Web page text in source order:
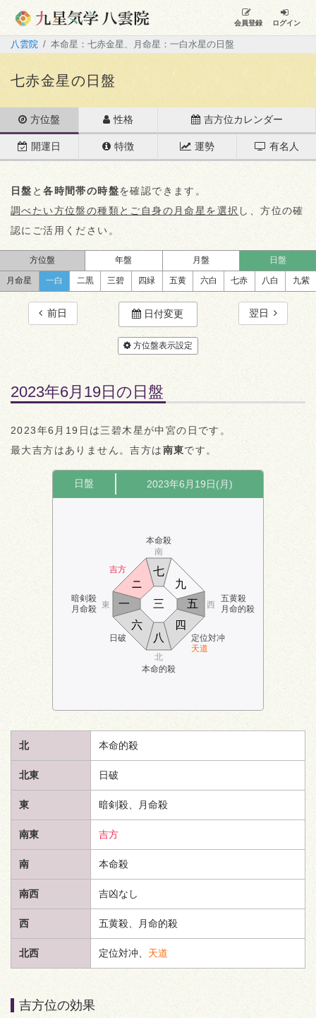
会員登録 ログイン
八雲院 本命星：七赤金星、月命星：一白水星の日盤
七赤金星の日盤
方位盤 性格 吉方位カレンダー
開運日 特徴 運勢 有名人
日盤 と各時間帯の時盤を確認できます。
調べたい方位盤の種類とご自身の月命星を選択 し、方位の確
認にご活用ください。
方位盤 年盤 月盤 日盤
月命星 一白 二黒 三碧 四緑 五黄 六白 七赤 八白 九紫
前日 日付変更 翌日
方位盤表示設定
2023年6月19日の日盤
2023年6月19日は三碧木星が中宮の日です。
最大吉方はありません。吉方は南東です。
日盤 2023年6月19日(月)
吉方
本命殺
暗剣殺
月命殺
五黄殺
月命的殺
日破
本命的殺
定位対冲
天道
南
北
東 西
八
九
一
ニ
三
四
五
六
七
北 本命的殺
北東 日破
東 暗剣殺、月命殺
南東 吉方
南 本命殺
南西 吉凶なし
西 五黄殺、月命的殺
北西 定位対冲、 天道
吉方位の効果